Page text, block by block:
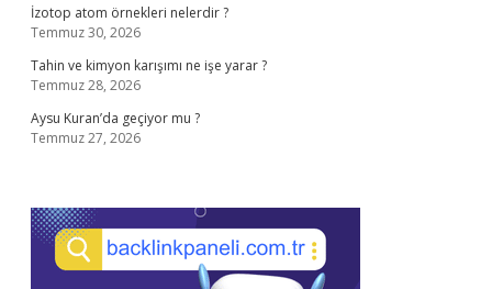
İzotop atom örnekleri nelerdir ?
Temmuz 30, 2026
Tahin ve kimyon karışımı ne işe yarar ?
Temmuz 28, 2026
Aysu Kuran’da geçiyor mu ?
Temmuz 27, 2026